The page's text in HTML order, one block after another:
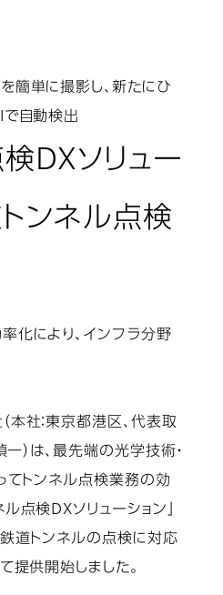
簡単に撮影し、新たにひ
自動検出
検DXソリュー
トンネル点検
化により、インフラ分野
本社：東京都港区、代表取
一）は、最先端の光学技術・
てトンネル点検業務の効
点検DXソリューション」
鉄道トンネルの点検に対応
提供開始しました。